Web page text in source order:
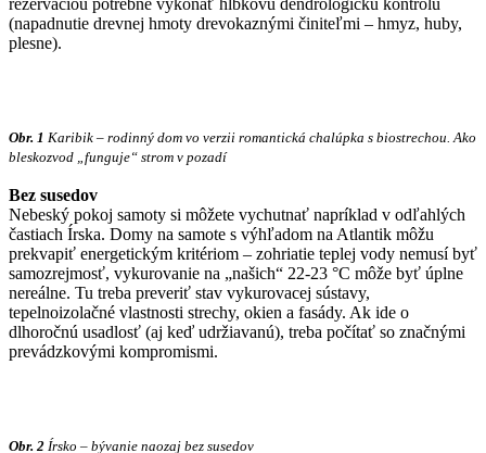
(napadnutie drevnej hmoty drevokaznými činiteľmi – hmyz, huby,
plesne).
Obr. 1 Karibik – rodinný dom vo verzii romantická chalúpka s biostrechou. Ako
bleskozvod „funguje“ strom v pozadí
Bez susedov
Nebeský pokoj samoty si môžete vychutnať napríklad v odľahlých
častiach Írska. Domy na samote s výhľadom na Atlantik môžu
prekvapiť energetickým kritériom – zohriatie teplej vody nemusí byť
samozrejmosť, vykurovanie na „našich“ 22-23 °C môže byť úplne
nereálne. Tu treba preveriť stav vykurovacej sústavy,
tepelnoizolačné vlastnosti strechy, okien a fasády. Ak ide o
dlhoročnú usadlosť (aj keď udržiavanú), treba počítať so značnými
prevádzkovými kompromismi.
Obr. 2 Írsko – bývanie naozaj bez susedov